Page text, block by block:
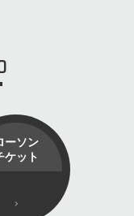
ーソン
ケット